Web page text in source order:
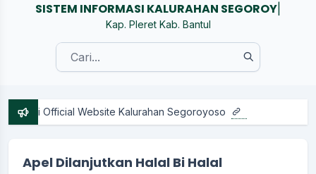
SISTEM INFORMASI KALUR|
Kap. Pleret Kab. Bantul
Official Website Kalurahan Segoroyoso
Apel Dilanjutkan Halal Bi Halal